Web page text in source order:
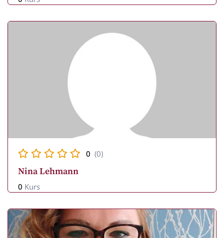
0 (0)
Nina Lehmann
0 Kurs